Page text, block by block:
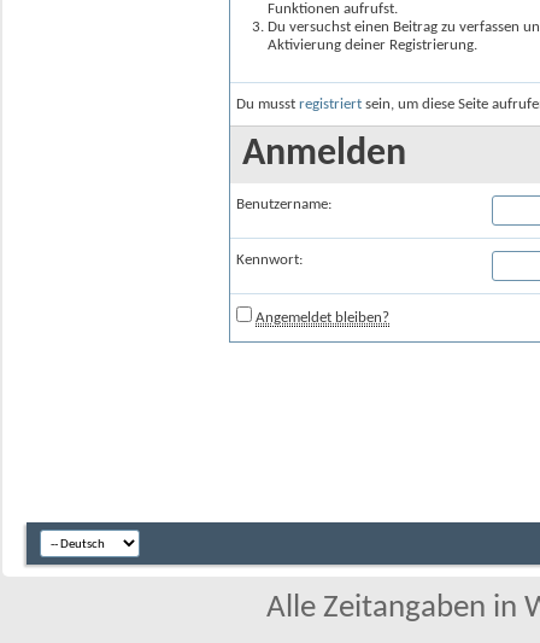
Funktionen aufrufst.
Du versuchst einen Beitrag zu verfassen
Aktivierung deiner Registrierung.
Du musst registriert sein, um diese Seite
Anmelden
Benutzername:
Kennwort:
Angemeldet bleiben?
Alle Zeitangaben in